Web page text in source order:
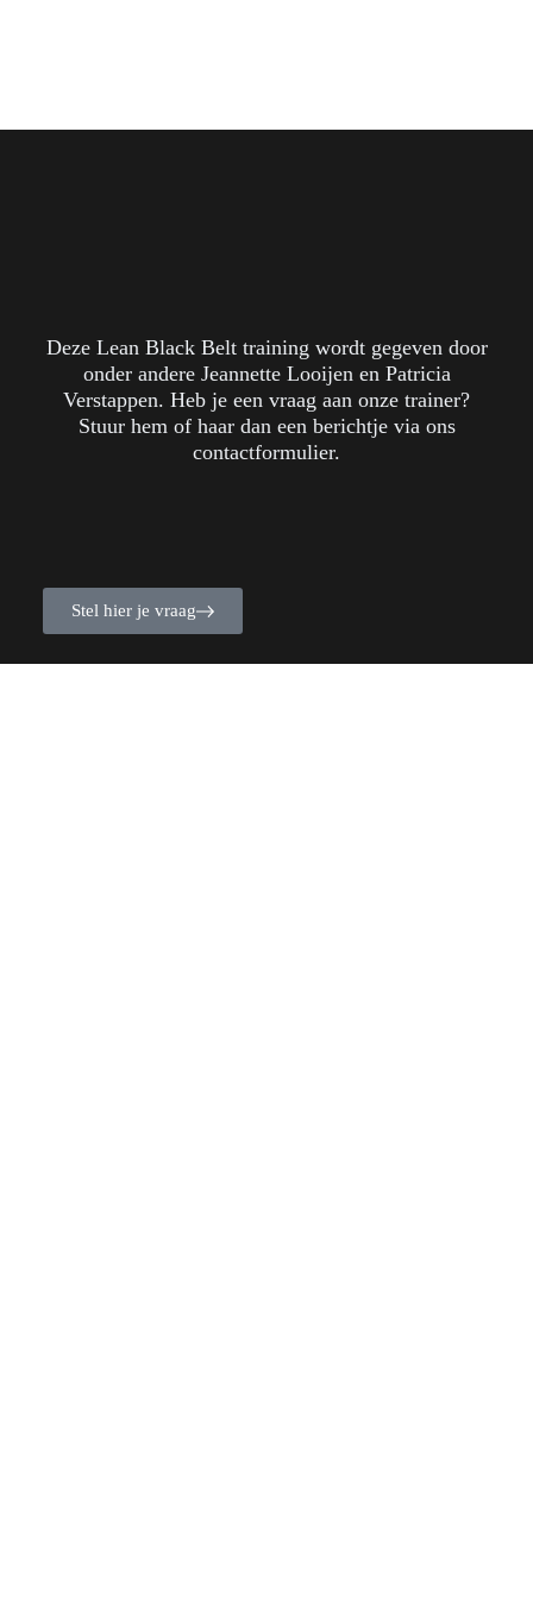
Deze Lean Black Belt training wordt gegeven door
onder andere Jeannette Looijen en Patricia
Verstappen. Heb je een vraag aan onze trainer?
Stuur hem of haar dan een berichtje via ons
contactformulier.
Stel hier je vraag